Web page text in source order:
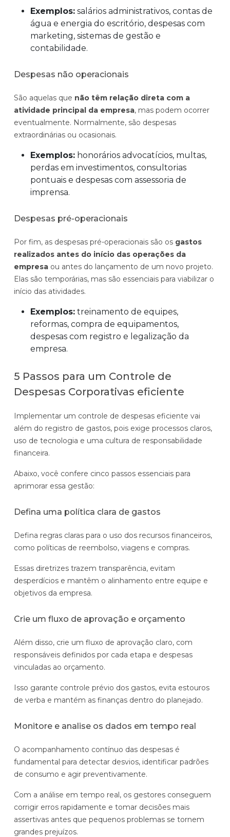
Exemplos: salários administrativos, contas de
água e energia do escritório, despesas com
marketing, sistemas de gestão e
contabilidade.
Despesas não operacionais
São aquelas que não têm relação direta com a
atividade principal da empresa, mas podem ocorrer
eventualmente. Normalmente, são despesas
extraordinárias ou ocasionais.
Exemplos: honorários advocatícios, multas,
perdas em investimentos, consultorias
pontuais e despesas com assessoria de
imprensa.
Despesas pré-operacionais
Por fim, as despesas pré-operacionais são os gastos
realizados antes do início das operações da
empresa ou antes do lançamento de um novo projeto.
Elas são temporárias, mas são essenciais para viabilizar o
início das atividades.
Exemplos: treinamento de equipes,
reformas, compra de equipamentos,
despesas com registro e legalização da
empresa.
5 Passos para um Controle de
Despesas Corporativas eficiente
Implementar um controle de despesas eficiente vai
além do registro de gastos, pois exige processos claros,
uso de tecnologia e uma cultura de responsabilidade
financeira.
Abaixo, você confere cinco passos essenciais para
aprimorar essa gestão:
Defina uma política clara de gastos
Defina regras claras para o uso dos recursos financeiros,
como políticas de reembolso, viagens e compras.
Essas diretrizes trazem transparência, evitam
desperdícios e mantêm o alinhamento entre equipe e
objetivos da empresa.
Crie um fluxo de aprovação e orçamento
Além disso, crie um fluxo de aprovação claro, com
responsáveis definidos por cada etapa e despesas
vinculadas ao orçamento.
Isso garante controle prévio dos gastos, evita estouros
de verba e mantém as finanças dentro do planejado.
Monitore e analise os dados em tempo real
O acompanhamento contínuo das despesas é
fundamental para detectar desvios, identificar padrões
de consumo e agir preventivamente.
Com a análise em tempo real, os gestores conseguem
corrigir erros rapidamente e tomar decisões mais
assertivas antes que pequenos problemas se tornem
grandes prejuízos.